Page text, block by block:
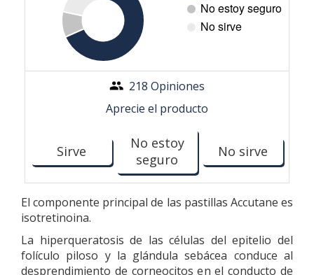
218 Opiniones
Aprecie el producto
Sirve
No estoy
seguro
No sirve
El componente principal de las pastillas Accutane es
isotretinoina.
La hiperqueratosis de las células del epitelio del
folículo piloso y la glándula sebácea conduce al
desprendimiento de corneocitos en el conducto de